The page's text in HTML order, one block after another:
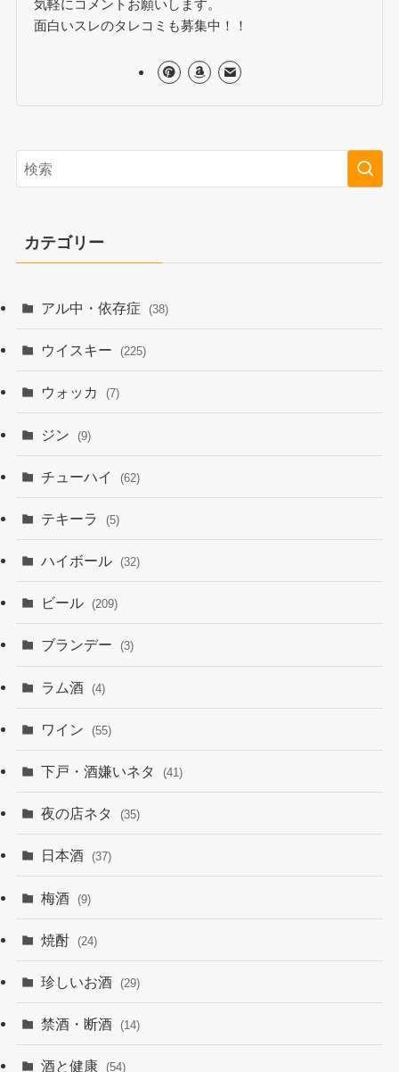
気軽にコメントお願いします。
面白いスレのタレコミも募集中！！
カテゴリー
アル中・依存症 (38)
ウイスキー (225)
ウォッカ (7)
ジン (9)
チューハイ (62)
テキーラ (5)
ハイボール (32)
ビール (209)
ブランデー (3)
ラム酒 (4)
ワイン (55)
下戸・酒嫌いネタ (41)
夜の店ネタ (35)
日本酒 (37)
梅酒 (9)
焼酎 (24)
珍しいお酒 (29)
禁酒・断酒 (14)
酒と健康 (54)